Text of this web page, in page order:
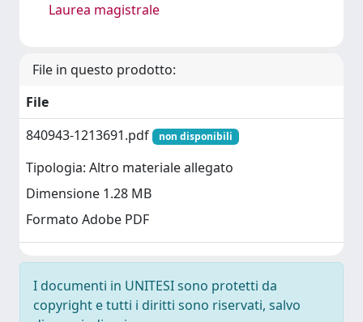
Laurea magistrale
File in questo prodotto:
File
840943-1213691.pdf
non disponibili
Tipologia: Altro materiale allegato
Dimensione 1.28 MB
Formato Adobe PDF
I documenti in UNITESI sono protetti da
copyright e tutti i diritti sono riservati, salvo